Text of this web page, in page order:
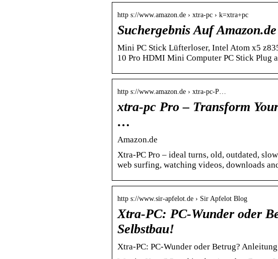
http s://www.amazon.de › xtra-pc › k=xtra+pc
Suchergebnis Auf
Mini PC Stick Lüfterloser, Intel Atom x5
10 Pro HDMI Mini Computer PC Stick Plug
http s://www.amazon.de › xtra-pc-P…
xtra-pc Pro – Transform
…
Amazon.de
Xtra-PC Pro – ideal turns, old, outdated,
web surfing, watching videos, downloads
http s://www.sir-apfelot.de › Sir Apfelot Blog
Xtra-PC: PC-Wunder oder
Selbstbau!
Xtra-PC: PC-Wunder oder Betrug?